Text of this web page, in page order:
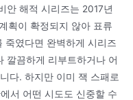
안 해적 시리즈는 2017년
획이 확정되지 않아 표류
죽였다면 완벽하게 시리즈
깔끔하게 리부트하거나 어
다. 하지만 이미 잭 스패로
서 어떤 시도도 신중할 수